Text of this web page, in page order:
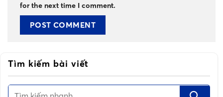
for the next time I comment.
Tìm kiếm bài viết